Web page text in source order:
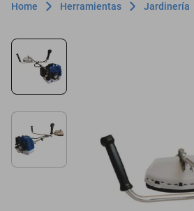
Herramientas Jardinería
oppo